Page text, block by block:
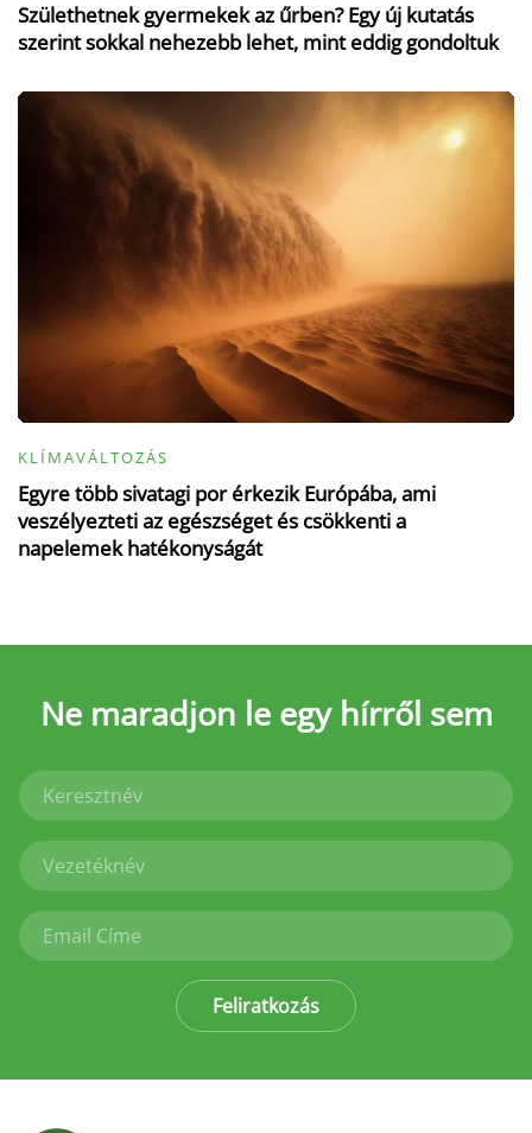
Születhetnek gyermekek az űrben? Egy új kutatás
szerint sokkal nehezebb lehet, mint eddig gondoltuk
KLÍMAVÁLTOZÁS
Egyre több sivatagi por érkezik Európába, ami
veszélyezteti az egészséget és csökkenti a
napelemek hatékonyságát
Ne maradjon le egy hírről sem
Feliratkozás